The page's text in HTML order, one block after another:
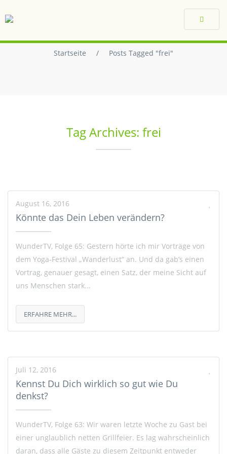
Toggle
Startseite / Posts Tagged "frei"
Tag Archives: frei
August 16, 2016
Könnte das Dein Leben verändern?
WunderTV, Folge 65: Gestern hörte ich mir Vorträge von
dem Yoga-Festival „Wanderlust“ an. Und da gab’s einen
Vortrag, genauer gesagt, einen Satz, der meine Sicht auf
uns Menschen stark...
ERFAHRE MEHR...
Juli 12, 2016
Kennst Du Dich wirklich so gut wie Du
denkst?
WunderTV, Folge 63: Wir waren letzte Woche zu Gast bei
einer unglaublich netten Grillfeier. Es lag wahrscheinlich
daran, dass alle Gäste zu diesem Zeitpunkt entweder